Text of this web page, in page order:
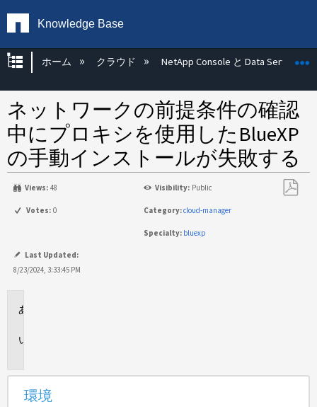
Knowledge Base
グローバル階層を展開/折りたたむ
ホーム クラウド NetApp Console と Data Services
ネットワークの前提条件の確認
中にプロキシを使用したBlueXP
の手動インストールが失敗する
Views: 48 Visibility: Public
Votes: 0 Category:cloud-manager
Specialty: bluexp
Last Updated:
8/23/2024, 3:33:45 PM
環境